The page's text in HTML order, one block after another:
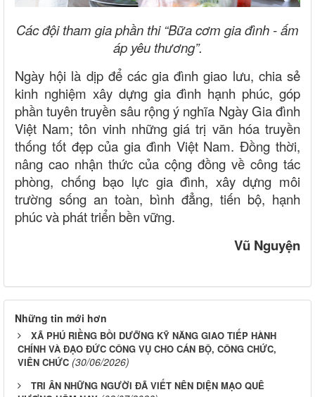
Các đội tham gia phần thi “Bữa cơm gia đình - ấm
áp yêu thương”.
Ngày hội là dịp để các gia đình giao lưu, chia sẻ
kinh nghiệm xây dựng gia đình hạnh phúc, góp
phần tuyên truyền sâu rộng ý nghĩa Ngày Gia đình
Việt Nam; tôn vinh những giá trị văn hóa truyền
thống tốt đẹp của gia đình Việt Nam. Đồng thời,
nâng cao nhận thức của cộng đồng về công tác
phòng, chống bạo lực gia đình, xây dựng môi
trường sống an toàn, bình đẳng, tiến bộ, hạnh
phúc và phát triển bền vững.
Vũ Nguyện
Những tin mới hơn
XÃ PHÚ RIỀNG BỒI DƯỠNG KỸ NĂNG GIAO TIẾP HÀNH
CHÍNH VÀ ĐẠO ĐỨC CÔNG VỤ CHO CÁN BỘ, CÔNG CHỨC,
VIÊN CHỨC (30/06/2026)
TRI ÂN NHỮNG NGƯỜI ĐÃ VIẾT NÊN DIỆN MẠO QUÊ